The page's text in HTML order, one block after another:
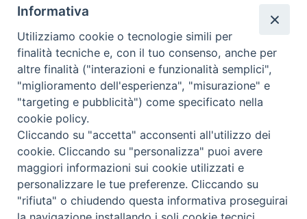
Redazione
Scrivici
Copyright © 2019 - Tutti i diritti riservati - Vita
Trentina Editrice
Privacy Policy
Torna
Informativa
Utilizziamo cookie o tecnologie simili per
finalità tecniche e, con il tuo consenso, anche per
altre finalità ("interazioni e funzionalità semplici",
"miglioramento dell'esperienza", "misurazione" e
"targeting e pubblicità") come specificato nella
cookie policy.
Cliccando su "accetta" acconsenti all'utilizzo dei
cookie. Cliccando su "personalizza" puoi avere
maggiori informazioni sui cookie utilizzati e
personalizzare le tue preferenze. Cliccando su
"rifiuta" o chiudendo questa informativa proseguirai